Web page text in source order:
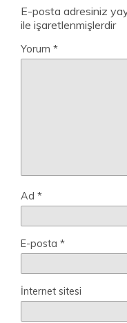
E-posta adresiniz
ile işaretlenmişlerdir
Yorum *
Ad *
E-posta *
İnternet sitesi